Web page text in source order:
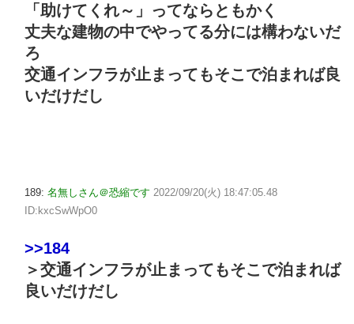
「助けてくれ～」ってならともかく
丈夫な建物の中でやってる分には構わないだ
ろ
交通インフラが止まってもそこで泊まれば良
いだけだし
189: 名無しさん＠恐縮です 2022/09/20(火) 18:47:05.48
ID:kxcSwWpO0
>>184
＞交通インフラが止まってもそこで泊まれば
良いだけだし